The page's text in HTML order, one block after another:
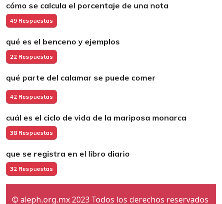
cómo se calcula el porcentaje de una nota
49 Respuestas
qué es el benceno y ejemplos
22 Respuestas
qué parte del calamar se puede comer
42 Respuestas
cuál es el ciclo de vida de la mariposa monarca
38 Respuestas
que se registra en el libro diario
32 Respuestas
© aleph.org.mx 2023 Todos los derechos reservados